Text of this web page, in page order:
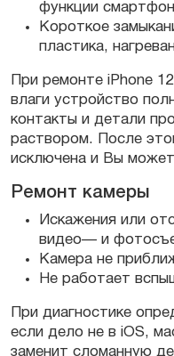
функции
Короткое
пластика,
При ремонте iPhone
влаги устройство
контакты и детали
раствором. После
исключена и Вы
Ремонт камеры
Искажения или
видео— и
Камера не
Не работает
При диагностике
если дело не в iOS,
заменит сломанную